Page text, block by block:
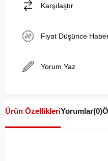
Karşılaştır
Fiyat Düşünce
Yorum Yaz
Ürün ÖzellikleriYorumlar(0)